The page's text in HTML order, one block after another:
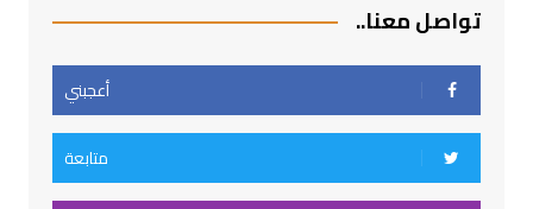
تواصل معنا..
أعجبني
متابعة